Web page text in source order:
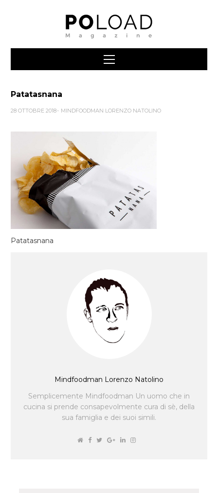
Patatasnana
28 OTTOBRE 2018 MINDFOODMAN LORENZO NATOLINO
Patatasnana
Mindfoodman Lorenzo Natolino
Semplicemente Mindfoodman Un uomo che in
cucina si prende consapevolmente cura di sè, della
sua famiglia e dei suoi simili.